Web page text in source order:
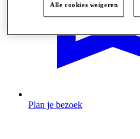
Plan je bezoek
Alle cookies weigeren